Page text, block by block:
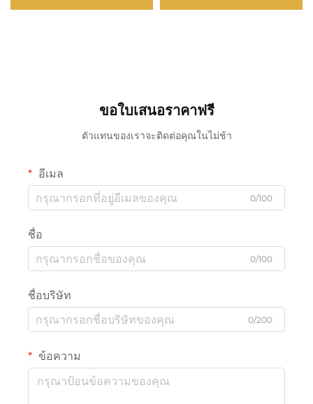
ความสว่างได้ 3 อุณหภูมิสี
ชาร์จไร้สาย ลำโพงไร้สาย
ขอใบเสนอราคาฟรี
ตัวแทนของเราจะติดต่อคุณในไม่ช้า
อีเมล
0/100
ชื่อ
0/100
ชื่อบริษัท
0/200
ข้อความ